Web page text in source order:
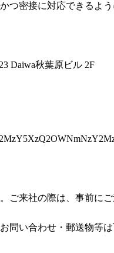
つ密接に対応できるよう
Daiwa秋葉原ビル 2F
ご来社の際は、事前に
問い合わせ・郵送物等